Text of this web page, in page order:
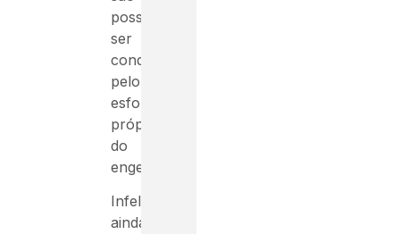
possíveis
ser
conquistado
pelo
esforço
próprio
do
engenheiro.
Infelizmente
ainda